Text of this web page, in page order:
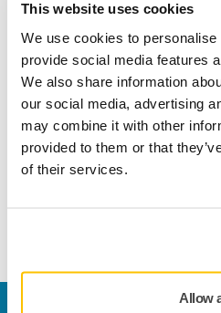
This website uses cookies
We use cookies to
provide social media features
We also share information
our social media, advertising
may combine it with other
provided to them or that
of their services.
Allow
Tekniset tiedot
Pituus
Leveys